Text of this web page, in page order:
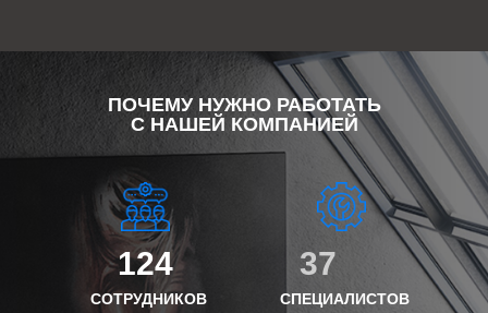
ПОЧЕМУ НУЖНО РАБОТАТЬ
С НАШЕЙ КОМПАНИЕЙ
124
СОТРУДНИКОВ
37
СПЕЦИАЛИСТОВ